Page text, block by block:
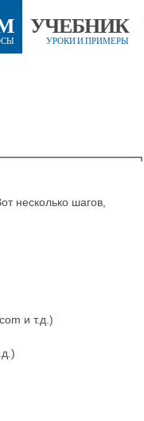
УЧЕБНИК
УРОКИ И ПРИМЕРЫ
несколько шагов,
и т.д.)